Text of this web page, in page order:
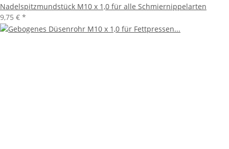
Nadelspitzmundstück M10 x 1,0 für alle Schmiernippelarten
9,75 € *